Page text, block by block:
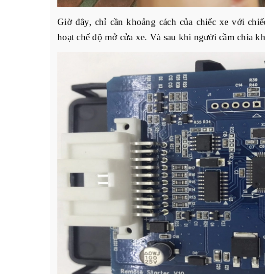
Giờ đây, chỉ cần khoảng cách của chiếc xe với
hoạt chế độ mở cửa xe. Và sau khi người cầm chìa